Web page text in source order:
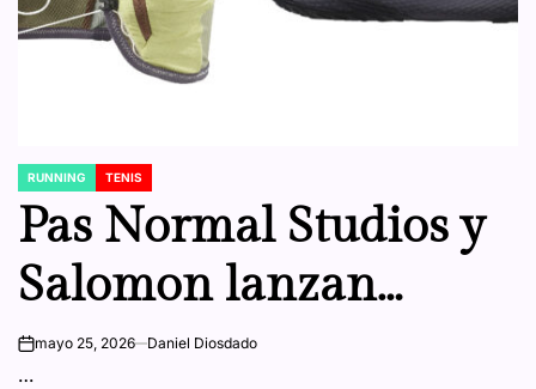
POSTED
IN
RUNNING TENIS
Pas Normal Studios y
Salomon lanzan
nueva colección de
onmayo 25, 2026 Daniel Diosdado
…